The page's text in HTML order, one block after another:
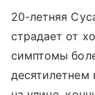
20-летняя
страдает от
симптомы
десятилетнем